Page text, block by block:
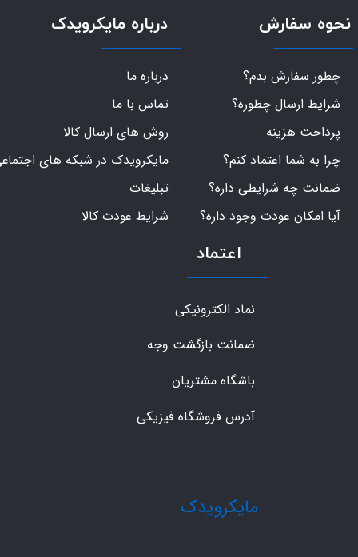
​مایکرویدک
نحوه سفارش
چطور سفارش بدم؟
شرایط ارسال چطوره؟
پرداخت هزینه
چرا به شما اعتماد کنم؟
ضمانت چه شرایطی داره؟
آیا امکان عودت وجود داره؟
اعتماد
نماد الکترونیکی
ضمانت بازگشت وجه
باشگاه مشتریان
آدرس فروشگاه فیزیکی
درباره مایکرویدک
درباره ما
تماس با ما
روش های ارسال کالا
مایکرویدک در شبکه های
تبلیغات
شرایط عودت کالا